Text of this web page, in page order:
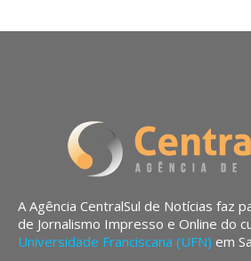
A Agência CentralSul de Notícias faz
de Jornalismo Impresso e Online do
Universidade Franciscana (UFN) em